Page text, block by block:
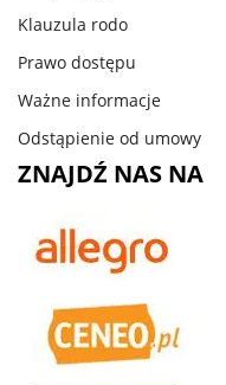
Klauzula rodo
Prawo dostępu
Ważne informacje
Odstąpienie od umowy
ZNAJDŹ NAS NA